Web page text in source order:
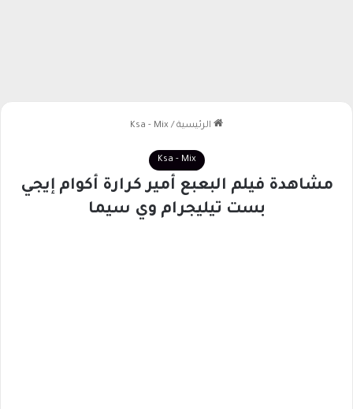
الرئيسية /
Ksa - Mix
Ksa - Mix
مشاهدة فيلم البعبع أمير كرارة أكوام إيجي
بست تيليجرام وي سيما